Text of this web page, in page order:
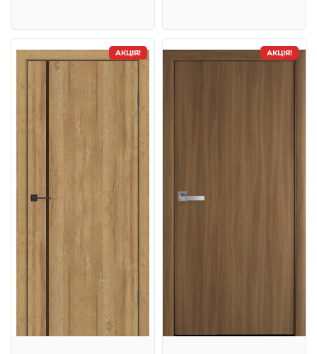
АКЦІЯ! АКЦІЯ!